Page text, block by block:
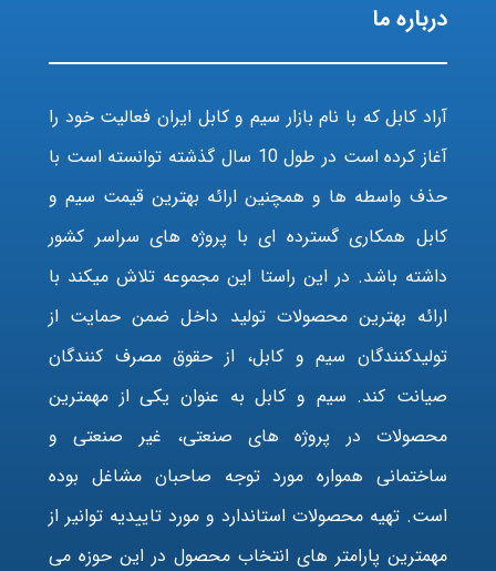
درباره ما
آراد کابل که با نام بازار سیم و کابل ایران فعالیت خود را
آغاز کرده است در طول 10 سال گذشته توانسته است با
حذف واسطه ها و همچنین ارائه بهترین قیمت سیم و
کابل همکاری گسترده ای با پروژه های سراسر کشور
داشته باشد. در این راستا این مجموعه تلاش میکند با
ارائه بهترین محصولات تولید داخل ضمن حمایت از
تولیدکنندگان سیم و کابل، از حقوق مصرف کنندگان
صیانت کند. سیم و کابل به عنوان یکی از مهمترین
محصولات در پروژه های صنعتی، غیر صنعتی و
ساختمانی همواره مورد توجه صاحبان مشاغل بوده
است. تهیه محصولات استاندارد و مورد تاییدیه توانیر از
مهمترین پارامتر های انتخاب محصول در این حوزه می